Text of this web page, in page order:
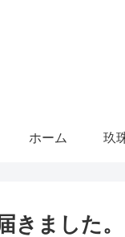
ホーム 玖
ました。